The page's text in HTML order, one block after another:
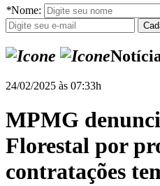
*Nome:
24/02/2025 às 07:33h
MPMG
Florestal por
contratações